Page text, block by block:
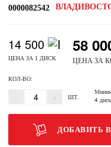
0000082542
14 500
ЦЕНА ЗА 1 ДИСК
58
ЦЕНА ЗА
КОЛ-ВО:
- + ШТ.
4
ДОБАВИТЬ